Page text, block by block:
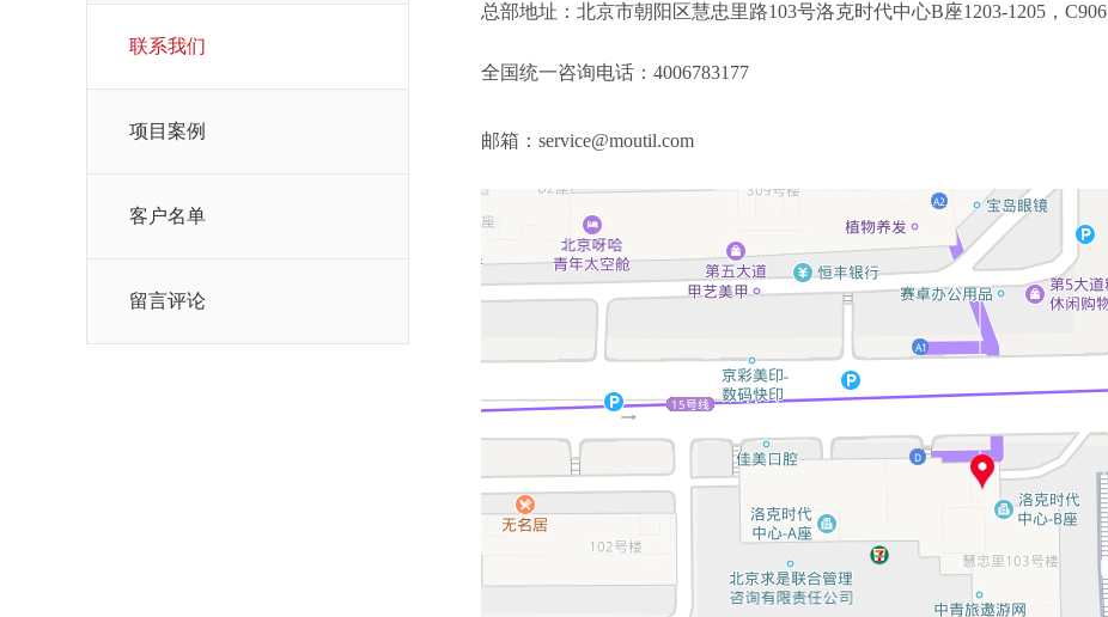
联系我们
项目案例
客户名单
留言评论
总部地址：北京市朝阳区慧忠里路103号洛克时代中心B座1203-1205，C906
全国统一咨询电话：4006783177
邮箱：service@moutil.com